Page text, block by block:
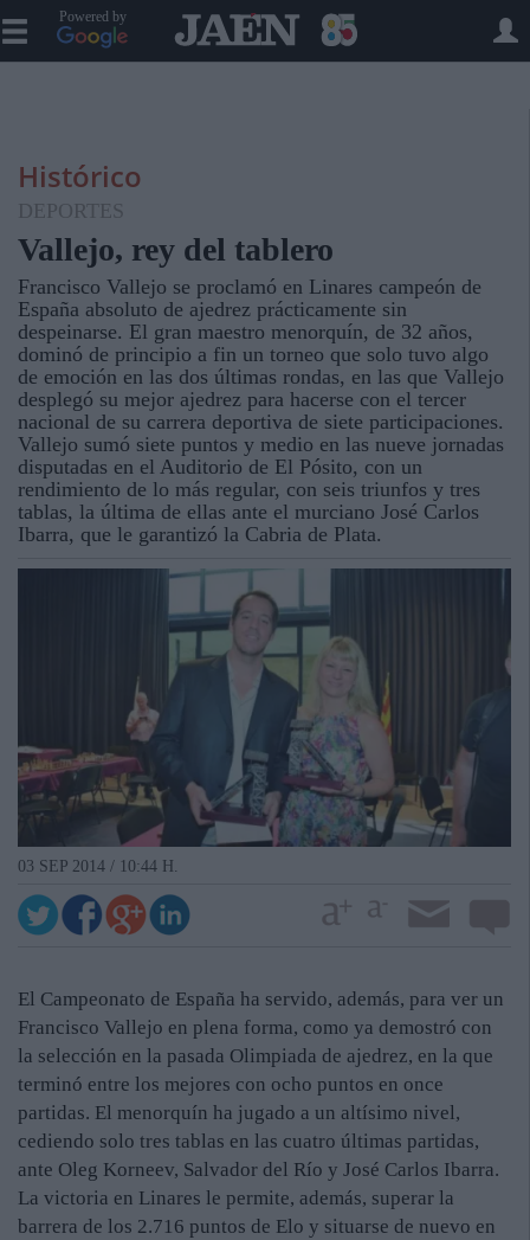
Powered by
Histórico
DEPORTES
Vallejo, rey del tablero
Francisco Vallejo se proclamó en Linares campeón de
España absoluto de ajedrez prácticamente sin
despeinarse. El gran maestro menorquín, de 32 años,
dominó de principio a fin un torneo que solo tuvo algo
de emoción en las dos últimas rondas, en las que Vallejo
desplegó su mejor ajedrez para hacerse con el tercer
nacional de su carrera deportiva de siete participaciones.
Vallejo sumó siete puntos y medio en las nueve jornadas
disputadas en el Auditorio de El Pósito, con un
rendimiento de lo más regular, con seis triunfos y tres
tablas, la última de ellas ante el murciano José Carlos
Ibarra, que le garantizó la Cabria de Plata.
03 SEP 2014 / 10:44 H.
El Campeonato de España ha servido, además, para ver un
Francisco Vallejo en plena forma, como ya demostró con
la selección en la pasada Olimpiada de ajedrez, en la que
terminó entre los mejores con ocho puntos en once
partidas. El menorquín ha jugado a un altísimo nivel,
cediendo solo tres tablas en las cuatro últimas partidas,
ante Oleg Korneev, Salvador del Río y José Carlos Ibarra.
La victoria en Linares le permite, además, superar la
barrera de los 2.716 puntos de Elo y situarse de nuevo en